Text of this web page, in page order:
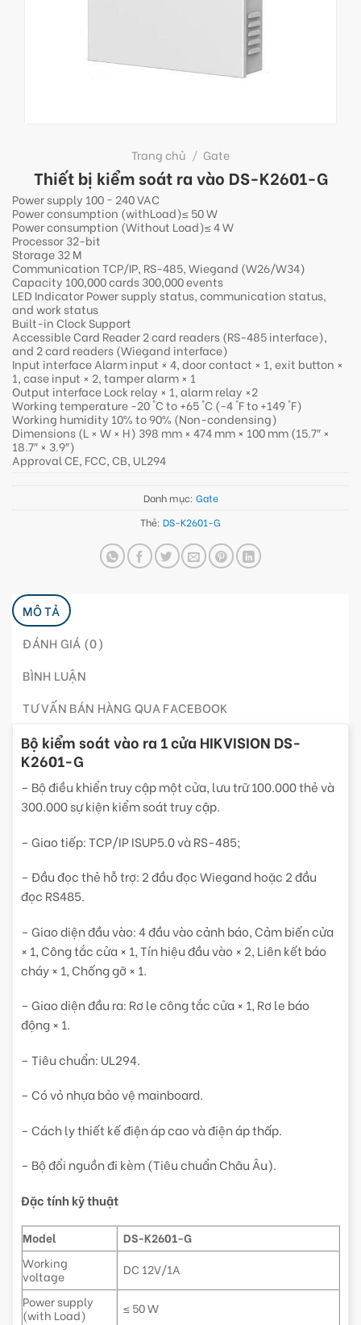
Trang chủ / Gate
Thiết bị kiểm soát ra vào DS-K2601-G
Power supply 100 ~ 240 VAC
Power consumption (withLoad)≤ 50 W
Power consumption (Without Load)≤ 4 W
Processor 32-bit
Storage 32 M
Communication TCP/IP, RS-485, Wiegand (W26/W34)
Capacity 100,000 cards 300,000 events
LED Indicator Power supply status, communication status,
and work status
Built-in Clock Support
Accessible Card Reader 2 card readers (RS-485 interface),
and 2 card readers (Wiegand interface)
Input interface Alarm input × 4, door contact × 1, exit button ×
1, case input × 2, tamper alarm × 1
Output interface Lock relay × 1, alarm relay ×2
Working temperature -20 °C to +65 °C (-4 °F to +149 °F)
Working humidity 10% to 90% (Non-condensing)
Dimensions (L × W × H) 398 mm × 474 mm × 100 mm (15.7″ ×
18.7″ × 3.9″)
Approval CE, FCC, CB, UL294
Danh mục: Gate
Thẻ: DS-K2601-G
MÔ TẢ
ĐÁNH GIÁ (0)
BÌNH LUẬN
TƯ VẤN BÁN HÀNG QUA FACEBOOK
Bộ kiểm soát vào ra 1 cửa HIKVISION DS-
K2601-G
– Bộ điều khiển truy cập một cửa, lưu trữ 100.000 thẻ và
300.000 sự kiện kiểm soát truy cập.
– Giao tiếp: TCP/IP ISUP5.0 và RS-485;
– Đầu đọc thẻ hỗ trợ: 2 đầu đọc Wiegand hoặc 2 đầu
đọc RS485.
– Giao diện đầu vào: 4 đầu vào cảnh báo, Cảm biến cửa
× 1, Công tắc cửa × 1, Tín hiệu đầu vào × 2, Liên kết báo
cháy × 1, Chống gỡ × 1.
– Giao diện đầu ra: Rơ le công tắc cửa × 1, Rơ le báo
động × 1.
– Tiêu chuẩn: UL294.
– Có vỏ nhựa bảo vệ mainboard.
– Cách ly thiết kế điện áp cao và điện áp thấp.
– Bộ đổi nguồn đi kèm (Tiêu chuẩn Châu Âu).
Đặc tính kỹ thuật
Model
DS-K2601-G
Working
voltage
DC 12V/1A
Power supply
(with Load)
≤ 50 W